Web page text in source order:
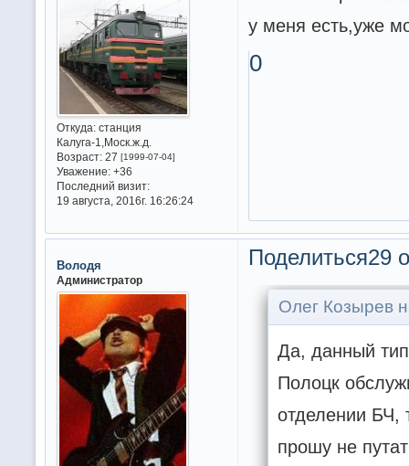
Откуда:станция
Калуга-1,Моск.ж.д.
Возраст:27 [1999-07-04]
Уважение: +36
Последний визит:
19 августа, 2016г. 16:26:24
у меня есть,уже
0
Поделиться29
Володя
Администратор
Олег Козырев
Да, данный
Полоцк
отделении БЧ,
прошу не